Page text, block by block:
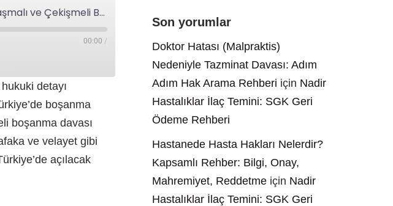
Yurt Dışında Yaşıyorum, Türkiye'de Nasıl Boşanırım? Anlaşmalı ve Çekişmeli Boşanma Kılavuzu
00:00 /
detayı
boşanma
boşanma davası
ve velayet gibi
açılacak
Son yorumlar
Doktor Hatası (Malpraktis)
Nedeniyle Tazminat Davası: Adım
Adım Hak Arama Rehberi için Nadir
Hastalıklar İlaç Temini: SGK Geri
Ödeme Rehberi
Hastanede Hasta Hakları Nelerdir?
Kapsamlı Rehber: Bilgi, Onay,
Mahremiyet, Reddetme için Nadir
Hastalıklar İlaç Temini: SGK Geri